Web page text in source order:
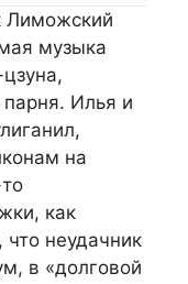
Лиможский
музыка
Илья и
на
как
неудачник
в «долговой